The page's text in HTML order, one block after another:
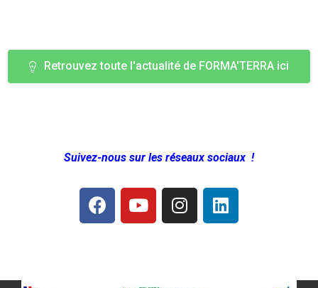
Retrouvez toute l'actualité de FORMA'TERRA ici
Suivez-nous sur les réseaux sociaux !